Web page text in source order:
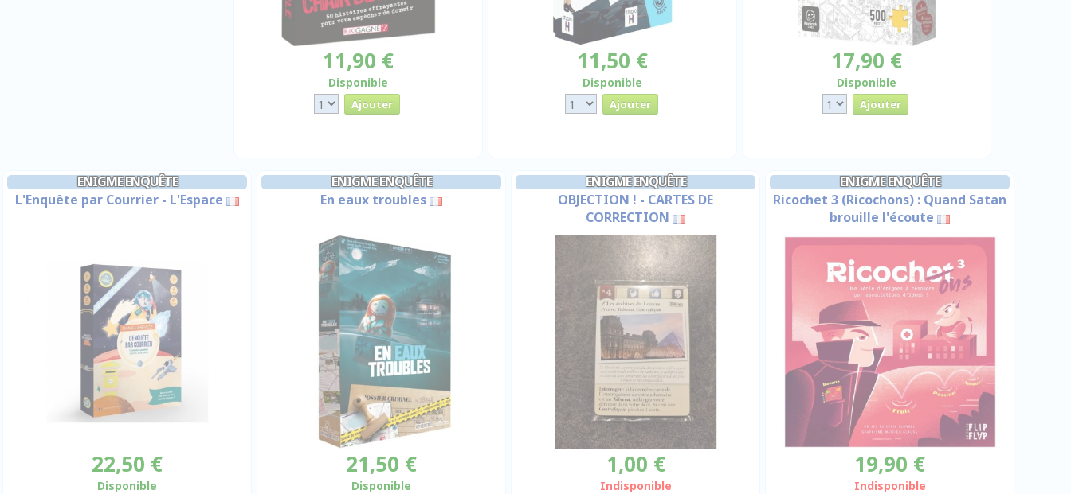
11,90 €
Disponible
11,50 €
Disponible
17,90 €
Disponible
ENIGME ENQUÊTE
L'Enquête par Courrier - L'Espace
22,50 €
Disponible
ENIGME ENQUÊTE
En eaux troubles
21,50 €
Disponible
ENIGME ENQUÊTE
OBJECTION ! - CARTES DE
CORRECTION
1,00 €
Indisponible
ENIGME ENQUÊTE
Ricochet 3 (Ricochons) : Quand Satan
brouille l'écoute
19,90 €
Indisponible